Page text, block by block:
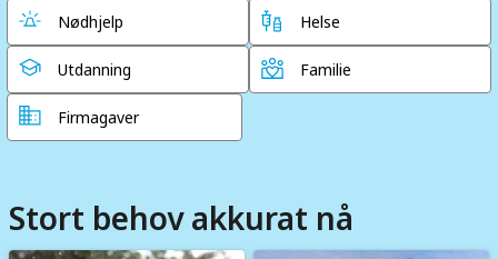
Nødhjelp Helse
Utdanning Familie
Firmagaver
Stort behov akkurat nå